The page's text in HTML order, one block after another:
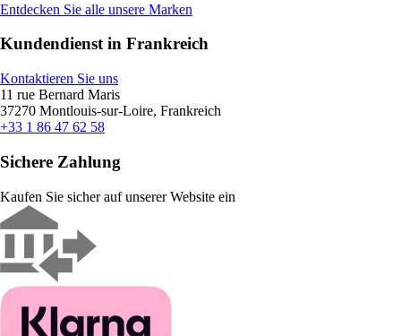
Entdecken Sie alle unsere Marken
Kundendienst in Frankreich
Kontaktieren Sie uns
11 rue Bernard Maris
37270 Montlouis-sur-Loire, Frankreich
+33 1 86 47 62 58
Sichere Zahlung
Kaufen Sie sicher auf unserer Website ein